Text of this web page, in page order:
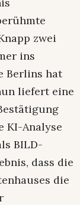
zwei
ins
Berlins hat
liefert eine
KI-Analyse
BILD-
dass die
die